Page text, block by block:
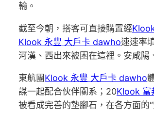
輸。
截至今朝，搭客可直接購置經
Klook 永豐 大戶卡 dawho速速率
河漢、西出來被困在這裡。安咸
東航團Klook 永豐 大戶卡 dawho
謀一起配合伙伴關系；20Klook 富
被看成完善的墊腳石，在各方面的